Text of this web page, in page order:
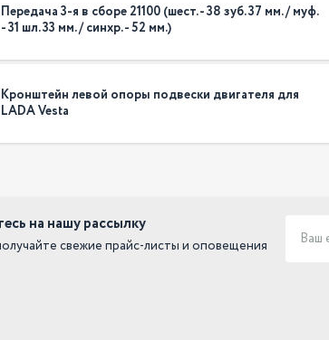
Передача 3-я в сборе 21100 (шест. - 38 зуб. 37 мм. / муф.
- 31 шл. 33 мм. / синхр. - 52 мм.)
Кронштейн левой опоры подвески двигателя для
LADA Vesta
на нашу рассылку
свежие прайс-листы и оповещения